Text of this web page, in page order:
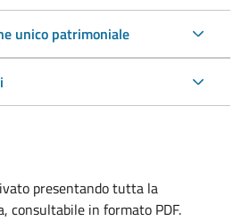
unico patrimoniale
presentando tutta la
consultabile in formato PDF.